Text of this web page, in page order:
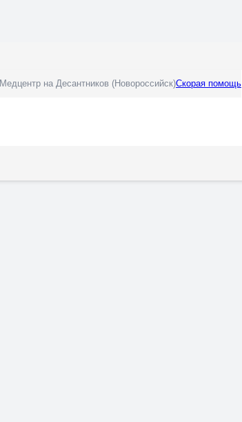
Медцентр на Десантников (Новороссийск)Скорая помощь